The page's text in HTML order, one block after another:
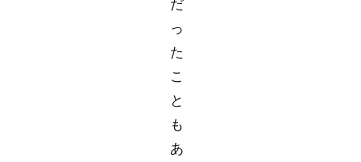
だ
っ
た
こ
と
も
あ